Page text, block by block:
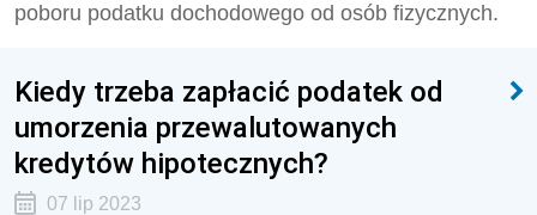
poboru podatku dochodowego od osób fizycznych.
Kiedy trzeba zapłacić podatek od
umorzenia przewalutowanych
kredytów hipotecznych?
07 lip 2023